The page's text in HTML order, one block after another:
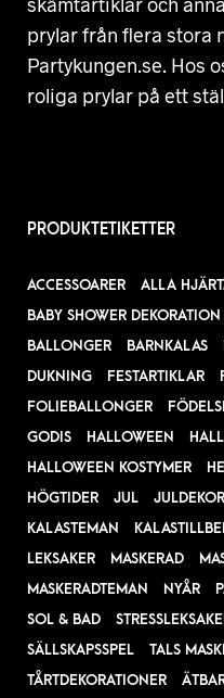
prylar från flera stora
Partykungen.se. Hos
roliga prylar på ett
PRODUKTETIKETTER
ACCESSOARER ALLA
BABY SHOWER DEKORATION
BALLONGER
BARNKALAS
DUKNING
FESTARTIKLAR
FOLIEBALLONGER
GODIS
HALLOWEEN
HALLOWEEN KOSTYMER
HÖGTIDER
JUL
KALASTEMAN
LEKSAKER
MASKERAD
MASKERADTEMAN
NYÅR
SOL & BAD
SÄLLSKAPSSPEL
TALS
TÅRTDEKORATIONER